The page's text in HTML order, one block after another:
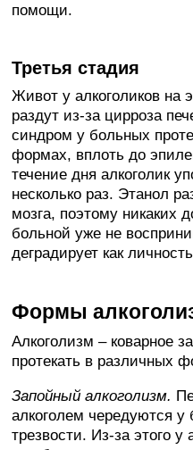
помощи.
Третья стадия
Живот у алкоголиков на
раздут из-за цирроза
синдром у больных
формах, вплоть до
течение дня алкоголик
несколько раз. Этанол
мозга, поэтому никаких
больной уже не
деградирует как
Формы
Алкоголизм – коварное
протекать в различных
Запойный алкоголизм.
алкоголем чередуются
трезвости. Из-за этого у